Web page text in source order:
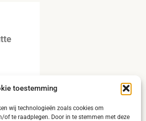
toestemming
wij technologieën zoals cookies om
te raadplegen. Door in te stemmen met deze